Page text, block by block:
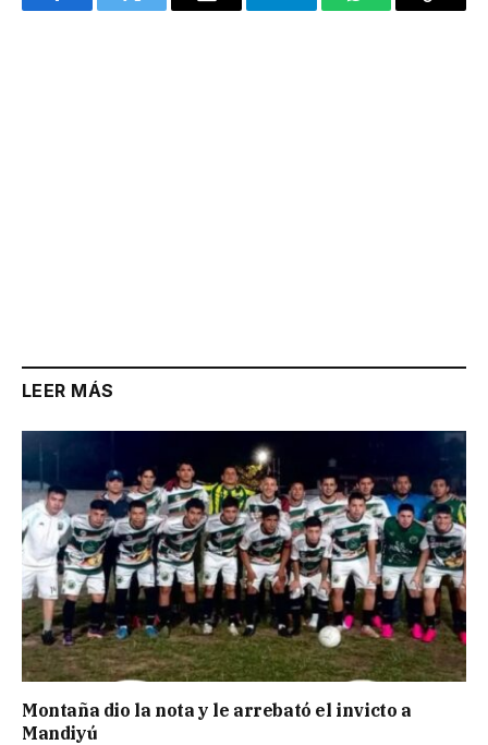
FacebookTwitter Email TelegramWhatsAppCopy
LEER MÁS
Montaña dio la nota y le arrebató el invicto a
Mandiyú